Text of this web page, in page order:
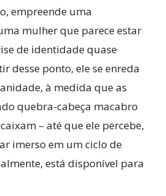
empreende uma
mulher que parece estar
de identidade quase
desse ponto, ele se enreda
à medida que as
quebra-cabeça macabro
– até que ele percebe,
imerso em um ciclo de
está disponível para